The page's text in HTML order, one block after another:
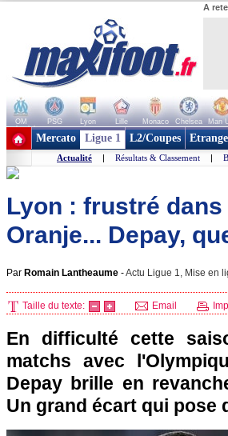
A
OM PSG Lyon Lille Monaco Chelsea Man
+ de clubs
Mercato Ligue 1 L2/Coupes
Actualité | Résultats & Classement |
Lyon : frustré
Oranje... Depay,
Par Romain Lantheaume -Actu Ligue 1, Mise en
Taille du texte: Email
En difficulté cette
matchs avec
Depay brille en
Un grand écart qui pose